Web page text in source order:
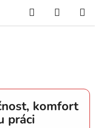
Hledat
KOŠÍK
komfort
práci